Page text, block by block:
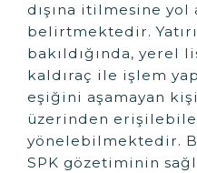
dışına itilmesine yol
belirtmektedir.
bakıldığında, yerel
kaldıraç ile işlem
eşiğini aşamayan
üzerinden
yönelebilmektedir.
SPK gözetiminin